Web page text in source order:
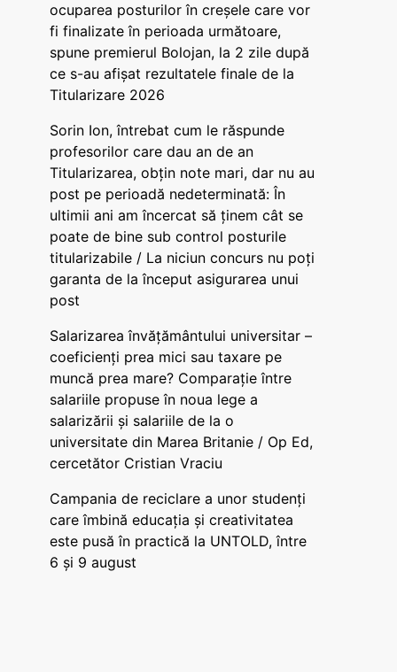
ocuparea posturilor în creșele care vor
fi finalizate în perioada următoare,
spune premierul Bolojan, la 2 zile după
ce s-au afișat rezultatele finale de la
Titularizare 2026
Sorin Ion, întrebat cum le răspunde
profesorilor care dau an de an
Titularizarea, obțin note mari, dar nu au
post pe perioadă nedeterminată: În
ultimii ani am încercat să ținem cât se
poate de bine sub control posturile
titularizabile / La niciun concurs nu poți
garanta de la început asigurarea unui
post
Salarizarea învățământului universitar –
coeficienți prea mici sau taxare pe
muncă prea mare? Comparație între
salariile propuse în noua lege a
salarizării și salariile de la o
universitate din Marea Britanie / Op Ed,
cercetător Cristian Vraciu
Campania de reciclare a unor studenți
care îmbină educația și creativitatea
este pusă în practică la UNTOLD, între
6 și 9 august